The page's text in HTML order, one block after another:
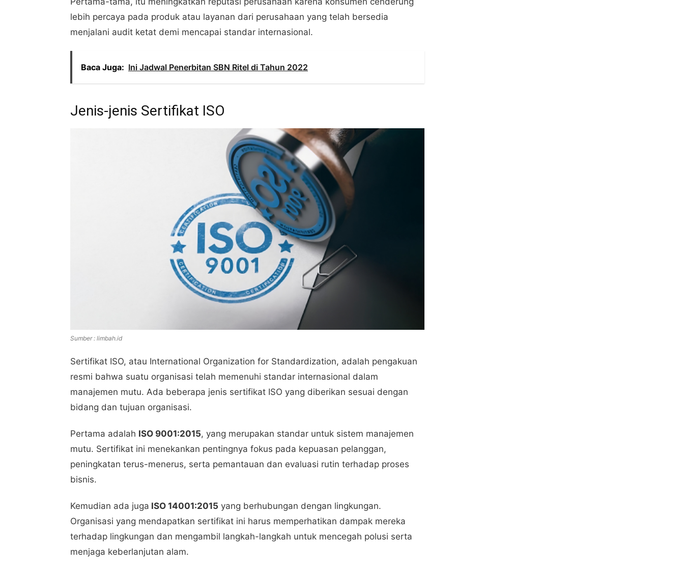
lebih percaya pada produk atau layanan dari perusahaan yang telah bersedia
menjalani audit ketat demi mencapai standar internasional.
Baca Juga: Ini Jadwal Penerbitan SBN Ritel di Tahun 2022
Jenis-jenis Sertifikat ISO
Sumber : limbah.id
Sertifikat ISO, atau International Organization for Standardization, adalah pengakuan
resmi bahwa suatu organisasi telah memenuhi standar internasional dalam
manajemen mutu. Ada beberapa jenis sertifikat ISO yang diberikan sesuai dengan
bidang dan tujuan organisasi.
Pertama adalah ISO 9001:2015, yang merupakan standar untuk sistem manajemen
mutu. Sertifikat ini menekankan pentingnya fokus pada kepuasan pelanggan,
peningkatan terus-menerus, serta pemantauan dan evaluasi rutin terhadap proses
bisnis.
Kemudian ada juga ISO 14001:2015 yang berhubungan dengan lingkungan.
Organisasi yang mendapatkan sertifikat ini harus memperhatikan dampak mereka
terhadap lingkungan dan mengambil langkah-langkah untuk mencegah polusi serta
menjaga keberlanjutan alam.